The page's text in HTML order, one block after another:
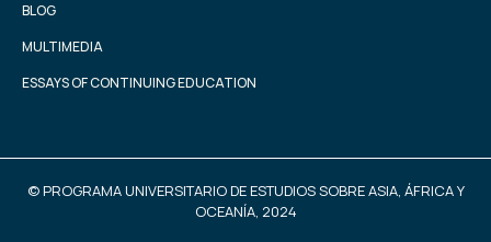
BLOG
MULTIMEDIA
ESSAYS OF CONTINUING EDUCATION
© PROGRAMA UNIVERSITARIO DE ESTUDIOS SOBRE ASIA, ÁFRICA Y
OCEANÍA, 2024